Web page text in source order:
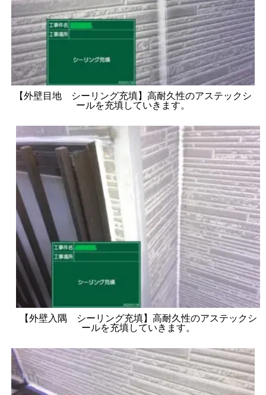
【外壁目地 シーリング充填】高耐久性のアステックシ
ールを充填していきます。
【外壁入隅 シーリング充填】高耐久性のアステックシ
ールを充填していきます。